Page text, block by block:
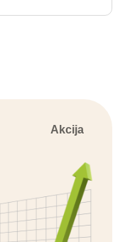
Akcija